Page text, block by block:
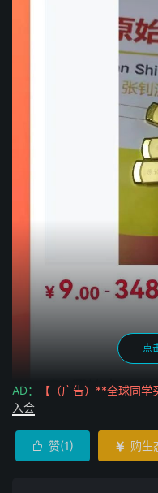
点
AD： 【（广告）**全球同学
入会
 赞(1)  购生